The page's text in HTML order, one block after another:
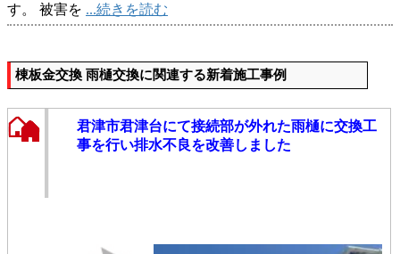
す。 被害を ...続きを読む
棟板金交換 雨樋交換に関連する新着施工事例
君津市君津台にて接続部が外れた雨樋に交換工
事を行い排水不良を改善しました